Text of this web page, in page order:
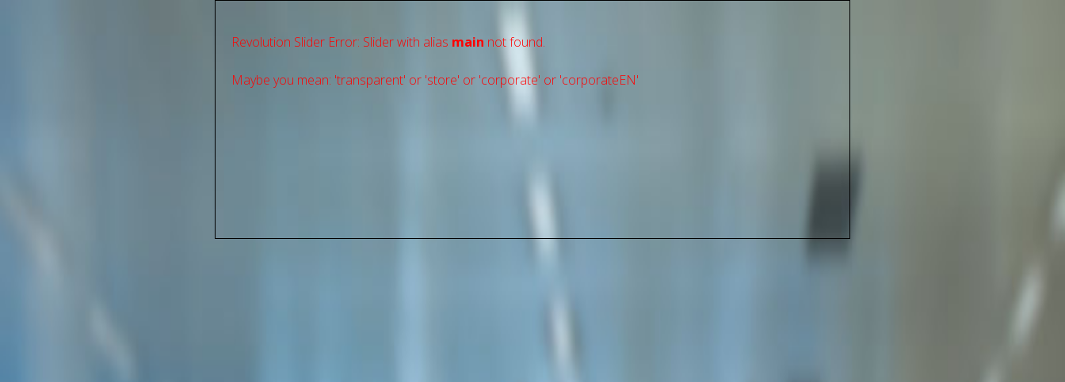
Revolution Slider Error: Slider with alias main not found.
Maybe you mean: 'transparent' or 'store' or 'сorporate' or 'corporateEN'